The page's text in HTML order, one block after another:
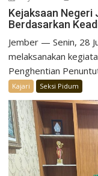
Kejaksaan Negeri
Berdasarkan
Jember — Senin, 28
melaksanakan
Penghentian
Kajari Seksi Pidum